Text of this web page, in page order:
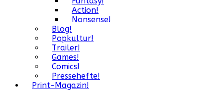
Action!
Nonsense!
Blog!
Popkultur!
Trailer!
Games!
Comics!
Pressehefte!
Print-Magazin!